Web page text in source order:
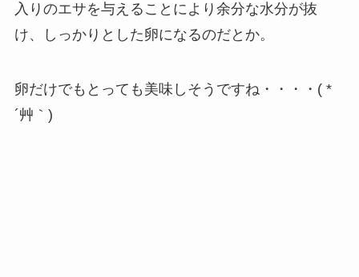
入りのエサを与えることにより 余分な水分が抜
け、しっかりとした卵になるのだとか。
卵だけでもとっても美味しそうですね・・・・( *
´艸｀)